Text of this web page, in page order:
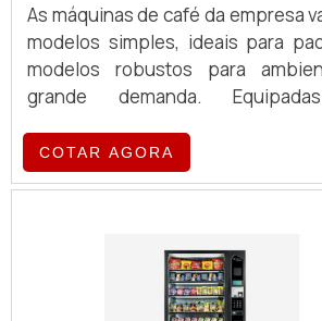
As máquinas de café da empresa
modelos simples, ideais para
modelos robustos para
grande demanda.
oferecem eficiência e
preparo de café, atendendo a
COTAR AGORA